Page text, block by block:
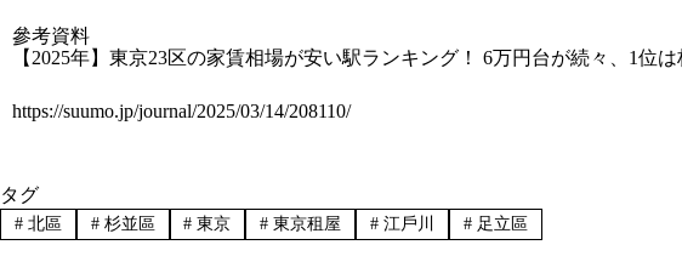
參考資料
【2025年】東京23区の家賃相場が安い駅ランキング！ 6万円台が続々、1位
https://suumo.jp/journal/2025/03/14/208110/
タグ
#北區 #杉並區 # 東京 # 東京租屋 # 江戶川 #足立區